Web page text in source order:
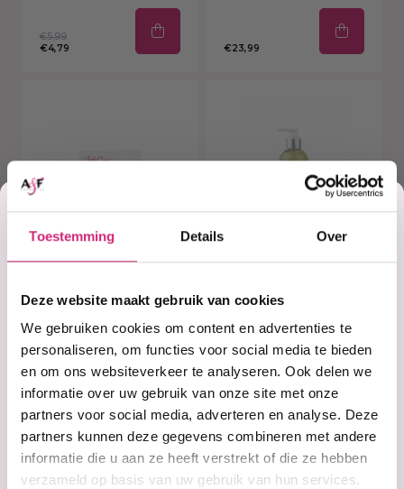
Toestemming Details Over
Deze website maakt gebruik van cookies
We gebruiken cookies om content en advertenties te
personaliseren, om functies voor social media te bieden
en om ons websiteverkeer te analyseren. Ook delen we
informatie over uw gebruik van onze site met onze
partners voor social media, adverteren en analyse. Deze
partners kunnen deze gegevens combineren met andere
informatie die u aan ze heeft verstrekt of die ze hebben
verzameld op basis van uw gebruik van hun services.
€5,99
€4,79
€23,99
Op voorraad
Shampoo Bar
(60g)
Op voorraad
Almond &
Avocado
Moisturizing &
Detangling
Sulfate-Free
Shampoo
€15,99
Korting
op je
eerste
bestelling